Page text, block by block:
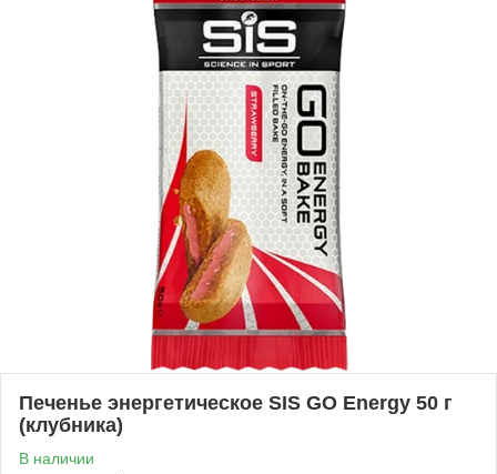
Печенье энергетическое SIS GO Energy 50 г
(клубника)
В наличии